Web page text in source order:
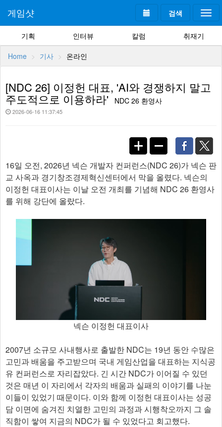
검색
게임샷
기획 인터뷰 칼럼 취재기
Home 기사 온라인
[NDC 26] 이정헌 대표, 'AI와 경쟁하지 말고
주도적으로 이용하라' NDC 26 환영사
2026-06-16 11:37:45
16일 오전, 2026년 넥슨 개발자 컨퍼런스(NDC 26)가 넥슨 판
교 사옥과 경기창조경제혁신센터에서 막을 올렸다. 넥슨의
이정헌 대표이사는 이날 오전 개최를 기념해 NDC 26 환영사
를 위해 강단에 올랐다.
넥슨 이정헌 대표이사
2007년 소규모 사내행사로 출발한 NDC는 19년 동안 수많은
고민과 배움을 주고받으며 국내 게임산업을 대표하는 지식공
유 컨퍼런스로 자리잡았다. 긴 시간 NDC가 이어질 수 있던
것은 매년 이 자리에서 각자의 배움과 실패의 이야기를 나눈
이들이 있었기 때문이다. 이와 함께 이정헌 대표이사는 성공
담 이면에 숨겨진 치열한 고민의 과정과 시행착오까지 그 솔
직함이 쌓여 지금의 NDC가 될 수 있었다고 회고했다.